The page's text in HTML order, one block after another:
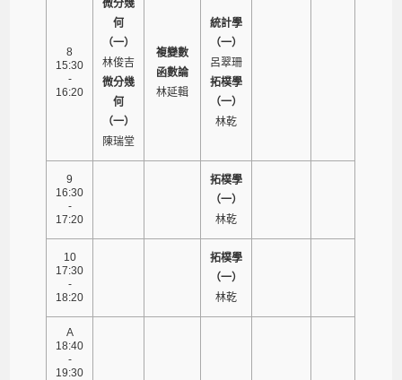
8
15:30
-
16:20
微分幾
何
（一）
林俊吉
微分幾
何
（一）
陳瑞堂
複變數
函數論
林延輯
統計學
（一）
呂翠珊
拓樸學
（一）
林乾
9
16:30
-
17:20
拓樸學
（一）
林乾
10
17:30
-
18:20
拓樸學
（一）
林乾
A
18:40
-
19:30